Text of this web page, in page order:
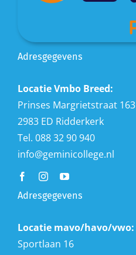
Adresgegevens
Locatie Vmbo Breed:
Prinses Margrietstraat 163
2983 ED Ridderkerk
Tel. 088 32 90 940
info@geminicollege.nl
Adresgegevens
Locatie mavo/havo/vwo:
Sportlaan 16